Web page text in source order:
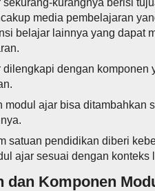
sekurang-kurangnya berisi
media pembelajaran
belajar lainnya yang dapat
dilengkapi dengan komponen
modul ajar bisa ditambahkan
satuan pendidikan diberi
ajar sesuai dengan
dan Komponen